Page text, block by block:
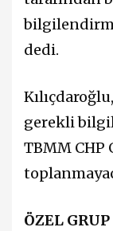
dedi.
gerekli
TBMM
ÖZEL